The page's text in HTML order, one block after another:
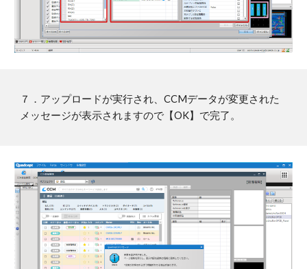
７．アップロードが実行され、CCMデータが変更された
メッセージが表示されますので【OK】で完了。